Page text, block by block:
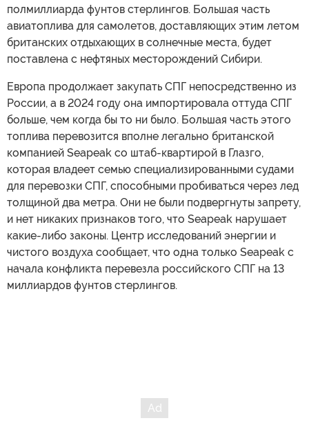
полмиллиарда фунтов стерлингов. Большая часть
авиатоплива для самолетов, доставляющих этим летом
британских отдыхающих в солнечные места, будет
поставлена с нефтяных месторождений Сибири.
Европа продолжает закупать СПГ непосредственно из
России, а в 2024 году она импортировала оттуда СПГ
больше, чем когда бы то ни было. Большая часть этого
топлива перевозится вполне легально британской
компанией Seapeak со штаб-квартирой в Глазго,
которая владеет семью специализированными судами
для перевозки СПГ, способными пробиваться через лед
толщиной два метра. Они не были подвергнуты запрету,
и нет никаких признаков того, что Seapeak нарушает
какие-либо законы. Центр исследований энергии и
чистого воздуха сообщает, что одна только Seapeak с
начала конфликта перевезла российского СПГ на 13
миллиардов фунтов стерлингов.